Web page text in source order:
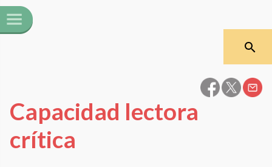
Capacidad lectora
crítica